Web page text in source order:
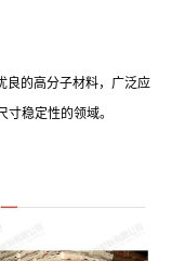
良的高分子材料，广泛应
稳定性的领域。